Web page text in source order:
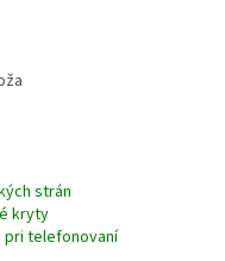
strán
kryty
pri telefonovaní